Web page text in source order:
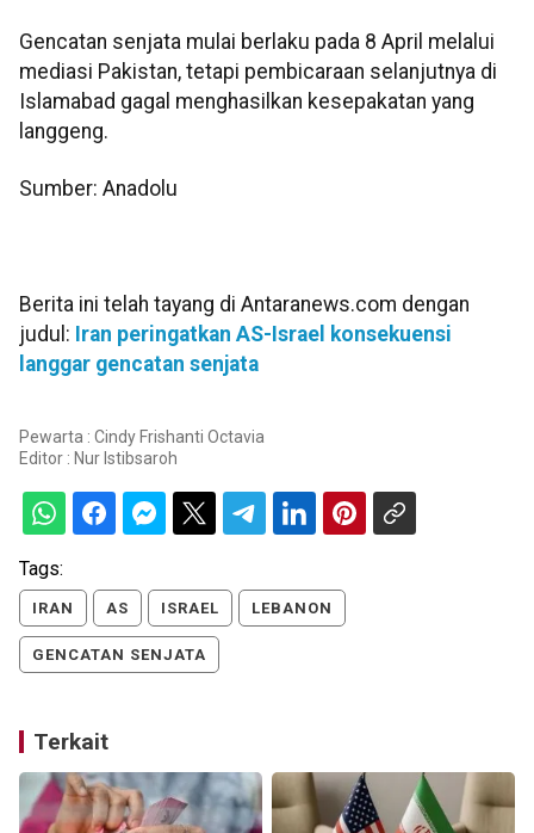
Gencatan senjata mulai berlaku pada 8 April melalui
mediasi Pakistan, tetapi pembicaraan selanjutnya di
Islamabad gagal menghasilkan kesepakatan yang
langgeng.
Sumber: Anadolu
Berita ini telah tayang di Antaranews.com dengan
judul: Iran peringatkan AS-Israel konsekuensi
langgar gencatan senjata
Pewarta : Cindy Frishanti Octavia
Editor : Nur Istibsaroh
Tags:
IRAN AS ISRAEL LEBANON
GENCATAN SENJATA
Terkait